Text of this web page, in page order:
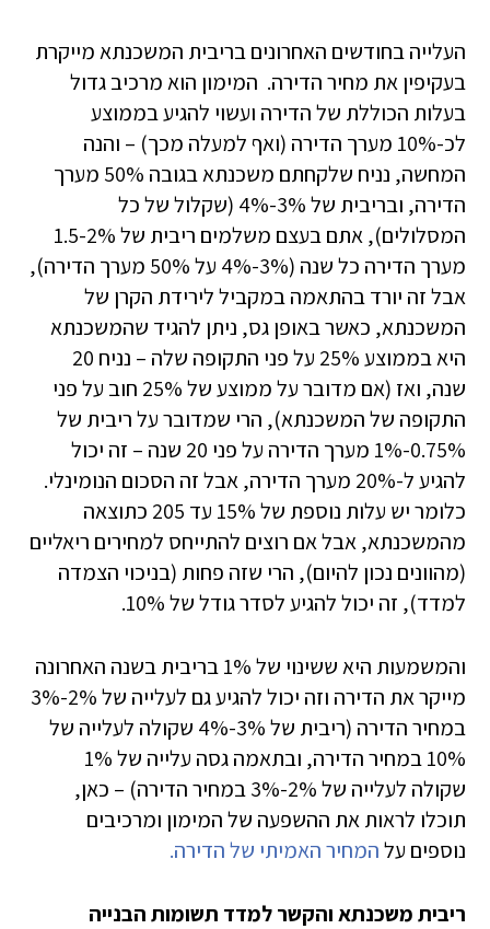
העלייה בחודשים האחרונים בריבית המשכנתא מייקרת
בעקיפין את מחיר הדירה. המימון הוא מרכיב גדול
בעלות הכוללת של הדירה ועשוי להגיע בממוצע
לכ-10% מערך הדירה (ואף למעלה מכך) – והנה
המחשה, נניח שלקחתם משכנתא בגובה 50% מערך
הדירה, ובריבית של 3%-4% (שקלול של כל
המסלולים), אתם בעצם משלמים ריבית של 1.5-2%
מערך הדירה כל שנה (3%-4% על 50% מערך הדירה),
אבל זה יורד בהתאמה במקביל לירידת הקרן של
המשכנתא, כאשר באופן גס, ניתן להגיד שהמשכנתא
היא בממוצע 25% על פני התקופה שלה – נניח 20
שנה, ואז (אם מדובר על ממוצע של 25% חוב על פני
התקופה של המשכנתא), הרי שמדובר על ריבית של
0.75%-1% מערך הדירה על פני 20 שנה – זה יכול
להגיע ל-20% מערך הדירה, אבל זה הסכום הנומינלי.
כלומר יש עלות נוספת של 15% עד 205 כתוצאה
מהמשכנתא, אבל אם רוצים להתייחס למחירים ריאליים
(מהוונים נכון להיום), הרי שזה פחות (בניכוי הצמדה
למדד), זה יכול להגיע לסדר גודל של 10%.
והמשמעות היא ששינוי של 1% בריבית בשנה האחרונה
מייקר את הדירה וזה יכול להגיע גם לעלייה של 2%-3%
במחיר הדירה (ריבית של 3%-4% שקולה לעלייה של
10% במחיר הדירה, ובתאמה גסה עלייה של 1%
שקולה לעלייה של 2%-3% במחיר הדירה) – כאן,
תוכלו לראות את ההשפעה של המימון ומרכיבים
נוספים עלהמחיר האמיתי של הדירה.
ריבית משכנתא והקשר למדד תשומות הבנייה